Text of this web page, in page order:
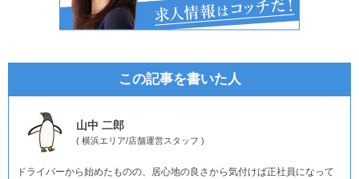
この記事を書いた人
山中 二郎
( 横浜エリア/店舗運営スタッフ )
ドライバーから始めたものの、居心地の良さから気付けば正社員になって